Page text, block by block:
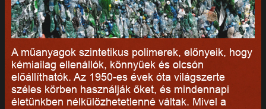
A műanyagok szintetikus polimerek, előnyeik, hogy
kémiailag ellenállók, könnyűek és olcsón
előállíthatók. Az 1950-es évek óta világszerte
széles körben használják őket, és mindennapi
életünkben nélkülözhetetlenné váltak. Mivel a